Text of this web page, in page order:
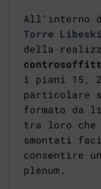
All’interno
Torre
della
i piani 15,
particolare
formato da
tra loro che
smontati
consentire
plenum.